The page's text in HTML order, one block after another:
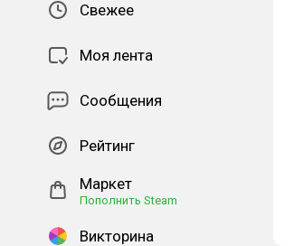
Свежее
Моя лента
Сообщения
Рейтинг
Маркет
Пополнить Steam
Викторина